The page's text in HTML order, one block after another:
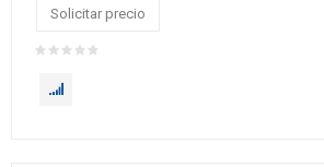
Solicitar precio